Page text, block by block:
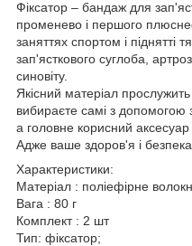
Фіксатор – бандаж для
променево і першого
заняттях спортом і піднятті
зап'ясткового суглоба,
синовіту.
Якісний матеріал
вибираєте самі з допомогою
а головне корисний
Адже ваше здоров'я і
Характеристики:
Матеріал : поліефірне
Вага : 80 г
Комплект : 2 шт
Тип: фіксатор;